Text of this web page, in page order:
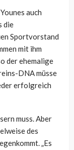
auch
die
Sportvorstand
mit ihm
der ehemalige
DNA müsse
erfolgreich
muss. Aber
des
„Es